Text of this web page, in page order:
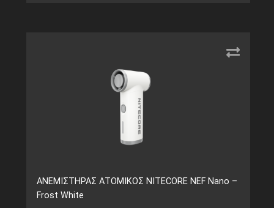
ΑΝΕΜΙΣΤΗΡΑΣ ΑΤΟΜΙΚΟΣ NITECORE NEF Nano –
Frost White